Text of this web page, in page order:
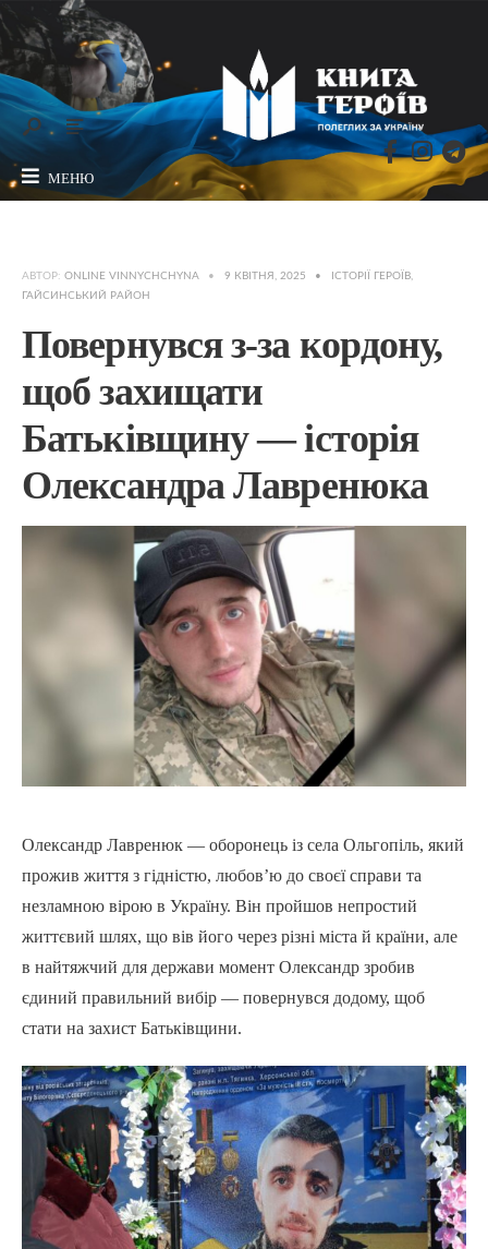
МЕНЮ
АВТОР: ONLINE VINNYCHCHYNA • 9 КВІТНЯ, 2025 • ІСТОРІЇ ГЕРОЇВ,
ГАЙСИНСЬКИЙ РАЙОН
Повернувся з-за кордону,
щоб захищати
Батьківщину — історія
Олександра Лавренюка
Олександр Лавренюк — оборонець із села Ольгопіль, який
прожив життя з гідністю, любов’ю до своєї справи та
незламною вірою в Україну. Він пройшов непростий
життєвий шлях, що вів його через різні міста й країни, але
в найтяжчий для держави момент Олександр зробив
єдиний правильний вибір — повернувся додому, щоб
стати на захист Батьківщини.